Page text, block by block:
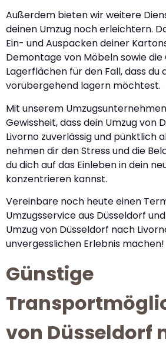
Außerdem bieten wir weitere
deinen Umzug noch erleichtern.
Ein- und Auspacken deiner
Demontage von Möbeln sowie
Lagerflächen für den Fall, dass du
vorübergehend lagern möchtest.
Mit unserem
Gewissheit, dass dein Umzug von
Livorno zuverlässig und pünktlich
nehmen dir den Stress und die
du dich auf das Einleben in dein
konzentrieren kannst.
Vereinbare noch heute einen
Umzugsservice aus Düsseldorf
Umzug von Düsseldorf nach
unvergesslichen Erlebnis machen!
Günstige
von Düsseldorf